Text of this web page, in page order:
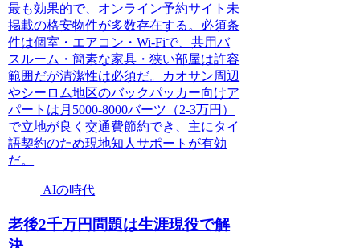
最も効果的で、オンライン予約サイト未
掲載の格安物件が多数存在する。必須条
件は個室・エアコン・Wi-Fiで、共用バ
スルーム・簡素な家具・狭い部屋は許容
範囲だが清潔性は必須だ。カオサン周辺
やシーロム地区のバックパッカー向けア
パートは月5000-8000バーツ（2-3万円）
で立地が良く交通費節約でき、主にタイ
語契約のため現地知人サポートが有効
だ。
AIの時代
老後2千万円問題は生涯現役で解